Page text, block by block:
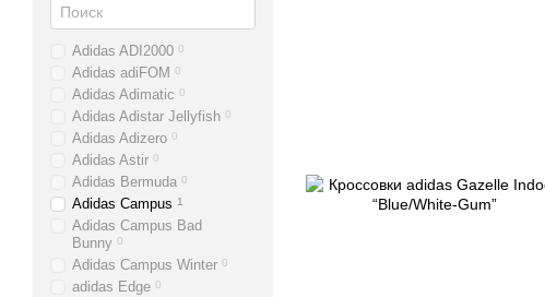
Adidas ADI2000 0
Adidas adiFOM 0
Adidas Adimatic 0
Adidas Adistar Jellyfish 0
Adidas Adizero 0
Adidas Astir 0
Adidas Bermuda 0
Adidas Campus 1
Adidas Campus Bad
Bunny 0
Adidas Campus Winter 0
adidas Edge 0